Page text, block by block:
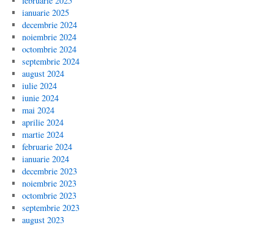
ianuarie 2025
decembrie 2024
noiembrie 2024
octombrie 2024
septembrie 2024
august 2024
iulie 2024
iunie 2024
mai 2024
aprilie 2024
martie 2024
februarie 2024
ianuarie 2024
decembrie 2023
noiembrie 2023
octombrie 2023
septembrie 2023
august 2023